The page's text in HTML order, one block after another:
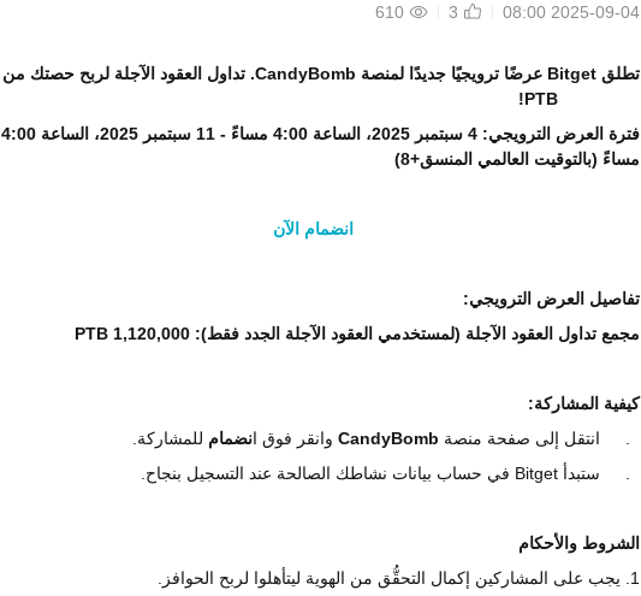
2025-09-04 08:00
3
610
تطلق Bitget عرضًا ترويجيًا جديدًا لمنصة CandyBomb. تداول العقود الآجلة لربح حصتك من
!
فترة العرض الترويجي: 4 سبتمبر 2025، الساعة 4:00 مساءً - 11 سبتمبر 2025، الساعة 4:00
مساءً (بالتوقيت العالمي المنسق+8)
انضمام الآن
تفاصيل العرض الترويجي:
مجمع تداول العقود الآجلة (لمستخدمي العقود الآجلة الجدد فقط): 1,120,000 PTB
كيفية المشاركة:
انتقل إلى صفحة منصة CandyBomb وانقر فوق انضمام للمشاركة.
ستبدأ Bitget في حساب بيانات نشاطك الصالحة عند التسجيل بنجاح.
الشروط والأحكام
1. يجب على المشاركين إكمال التحقُّق من الهوية ليتأهلوا لربح الحوافز.